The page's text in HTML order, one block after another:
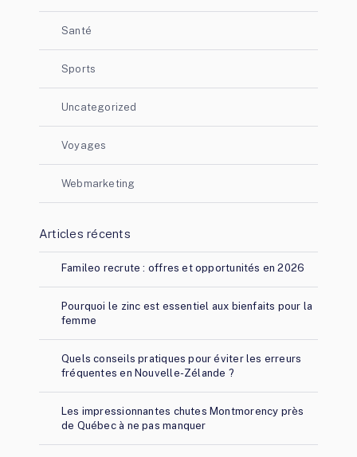
Santé
Sports
Uncategorized
Voyages
Webmarketing
Articles récents
Famileo recrute : offres et opportunités en 2026
Pourquoi le zinc est essentiel aux bienfaits pour la
femme
Quels conseils pratiques pour éviter les erreurs
fréquentes en Nouvelle-Zélande ?
Les impressionnantes chutes Montmorency près
de Québec à ne pas manquer